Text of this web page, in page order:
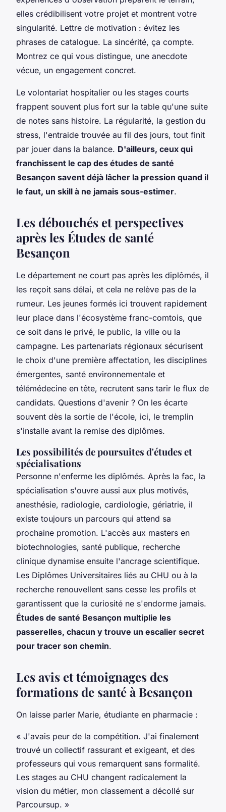
elles crédibilisent votre projet et montrent votre
singularité. Lettre de motivation : évitez les
phrases de catalogue. La sincérité, ça compte.
Montrez ce qui vous distingue, une anecdote
vécue, un engagement concret.
Le volontariat hospitalier ou les stages courts
frappent souvent plus fort sur la table qu'une suite
de notes sans histoire. La régularité, la gestion du
stress, l'entraide trouvée au fil des jours, tout finit
par jouer dans la balance. D'ailleurs, ceux qui
franchissent le cap des études de santé
Besançon savent déjà lâcher la pression quand il
le faut, un skill à ne jamais sous-estimer.
Les débouchés et perspectives
après les Études de santé
Besançon
Le département ne court pas après les diplômés, il
les reçoit sans délai, et cela ne relève pas de la
rumeur. Les jeunes formés ici trouvent rapidement
leur place dans l'écosystème franc-comtois, que
ce soit dans le privé, le public, la ville ou la
campagne. Les partenariats régionaux sécurisent
le choix d'une première affectation, les disciplines
émergentes, santé environnementale et
télémédecine en tête, recrutent sans tarir le flux de
candidats. Questions d'avenir ? On les écarte
souvent dès la sortie de l'école, ici, le tremplin
s'installe avant la remise des diplômes.
Les possibilités de poursuites d'études et
spécialisations
Personne n'enferme les diplômés. Après la fac, la
spécialisation s'ouvre aussi aux plus motivés,
anesthésie, radiologie, cardiologie, gériatrie, il
existe toujours un parcours qui attend sa
prochaine promotion. L'accès aux masters en
biotechnologies, santé publique, recherche
clinique dynamise ensuite l'ancrage scientifique.
Les Diplômes Universitaires liés au CHU ou à la
recherche renouvellent sans cesse les profils et
garantissent que la curiosité ne s'endorme jamais.
Études de santé Besançon multiplie les
passerelles, chacun y trouve un escalier secret
pour tracer son chemin.
Les avis et témoignages des
formations de santé à Besançon
On laisse parler Marie, étudiante en pharmacie :
« J'avais peur de la compétition. J'ai finalement
trouvé un collectif rassurant et exigeant, et des
professeurs qui vous remarquent sans formalité.
Les stages au CHU changent radicalement la
vision du métier, mon classement a décollé sur
Parcoursup. »